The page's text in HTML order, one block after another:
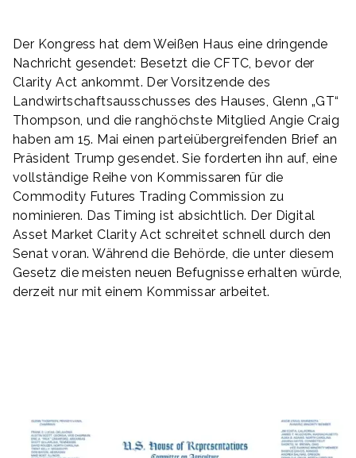
Der Kongress hat dem Weißen Haus eine dringende
Nachricht gesendet: Besetzt die CFTC, bevor der
Clarity Act ankommt. Der Vorsitzende des
Landwirtschaftsausschusses des Hauses, Glenn „GT“
Thompson, und die ranghöchste Mitglied Angie Craig
haben am 15. Mai einen parteiübergreifenden Brief an
Präsident Trump gesendet. Sie forderten ihn auf, eine
vollständige Reihe von Kommissaren für die
Commodity Futures Trading Commission zu
nominieren. Das Timing ist absichtlich. Der Digital
Asset Market Clarity Act schreitet schnell durch den
Senat voran. Während die Behörde, die unter diesem
Gesetz die meisten neuen Befugnisse erhalten würde,
derzeit nur mit einem Kommissar arbeitet.